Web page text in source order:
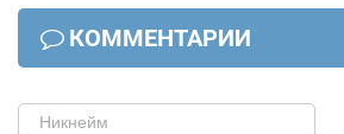
КОММЕНТАРИИ